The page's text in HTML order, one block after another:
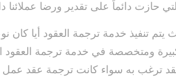
حازت دائماً على تقدير ورضا
تنفيذ خدمة ترجمة العقود أيا كان
ومتخصصة في خدمة ترجمة العقود
ترغب به سواء كانت ترجمة عقد عمل